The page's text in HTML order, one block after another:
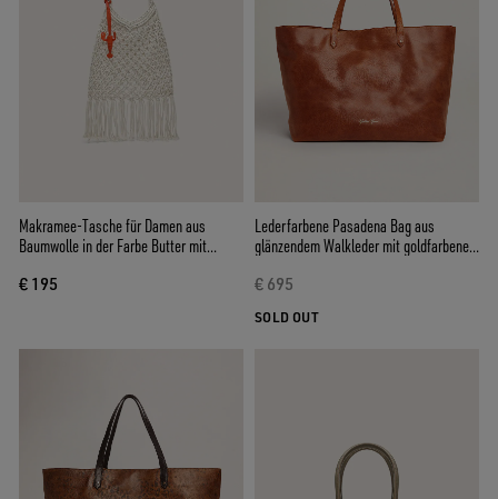
Makramee-Tasche für Damen aus
Baumwolle in der Farbe Butter mit
€ 195
Lederfarbene Pasadena Bag aus
glänzendem Walkleder mit goldfarbenem
€ 695
SOLD OUT